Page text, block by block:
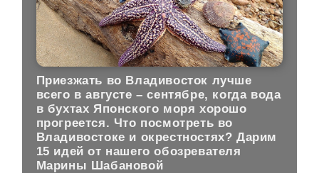
Приезжать во Владивосток лучше
всего в августе – сентябре, когда вода
в бухтах Японского моря хорошо
прогреется. Что посмотреть во
Владивостоке и окрестностях? Дарим
15 идей от нашего обозревателя
Марины Шабановой